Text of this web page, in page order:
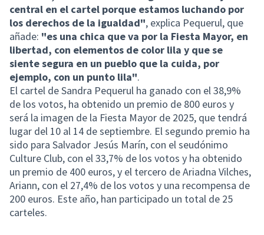
central en el cartel porque estamos luchando por
los derechos de la igualdad", explica Pequerul, que
añade: "es una chica que va por la Fiesta Mayor, en
libertad, con elementos de color lila y que se
siente segura en un pueblo que la cuida, por
ejemplo, con un punto lila".
El cartel de Sandra Pequerul ha ganado con el 38,9%
de los votos, ha obtenido un premio de 800 euros y
será la imagen de la Fiesta Mayor de 2025, que tendrá
lugar del 10 al 14 de septiembre. El segundo premio ha
sido para Salvador Jesús Marín, con el seudónimo
Culture Club, con el 33,7% de los votos y ha obtenido
un premio de 400 euros, y el tercero de Ariadna Vilches,
Ariann, con el 27,4% de los votos y una recompensa de
200 euros. Este año, han participado un total de 25
carteles.